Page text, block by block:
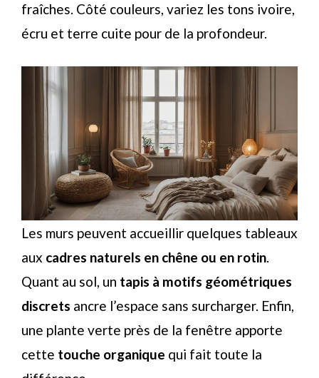
fraîches. Côté couleurs, variez les tons ivoire,
écru et terre cuite pour de la profondeur.
Les murs peuvent accueillir quelques tableaux
aux cadres naturels en chêne ou en rotin.
Quant au sol, un tapis à motifs géométriques
discrets ancre l’espace sans surcharger. Enfin,
une plante verte près de la fenêtre apporte
cette touche organique qui fait toute la